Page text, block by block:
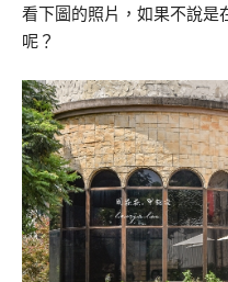
看下圖的照片，如果不說是
呢？